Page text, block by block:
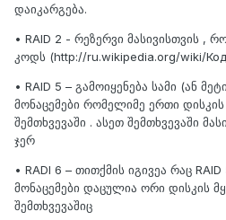
დაიკარგება.
• RAID 2 - რეზერვი მასივისთვის ,
კოდს (http://ru.wikipedia.org/wiki/
• RAID 5 – გამოიყენება სამი (ან
მონაცემები რომელიმე ერთი
შემთხვევაში . ასეთ შემთხვევაში
ჯერ
• RADI 6 – თითქმის იგივეა რაც
მონაცემები დაცულია ორი დისკის
შემთხვევაშიც